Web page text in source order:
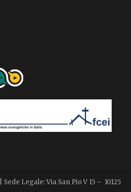
Legale: Via San Pio V 15 – 10125